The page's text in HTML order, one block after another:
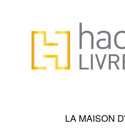
LA MAISON